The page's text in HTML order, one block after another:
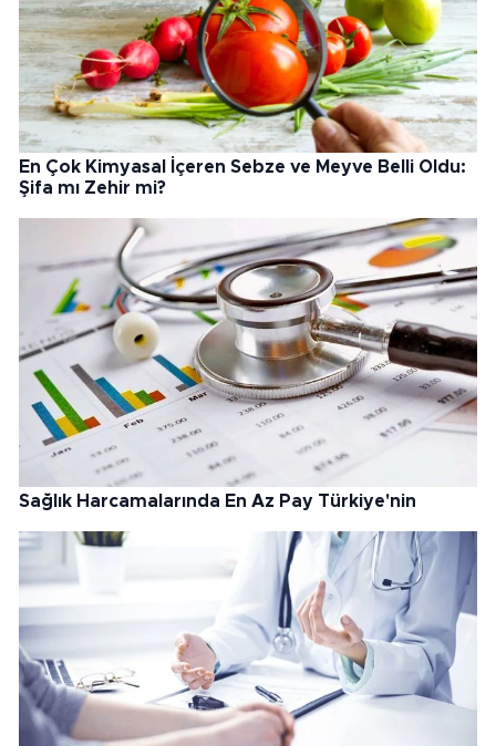
En Çok Kimyasal İçeren Sebze ve Meyve Belli Oldu:
Şifa mı Zehir mi?
Sağlık Harcamalarında En Az Pay Türkiye'nin